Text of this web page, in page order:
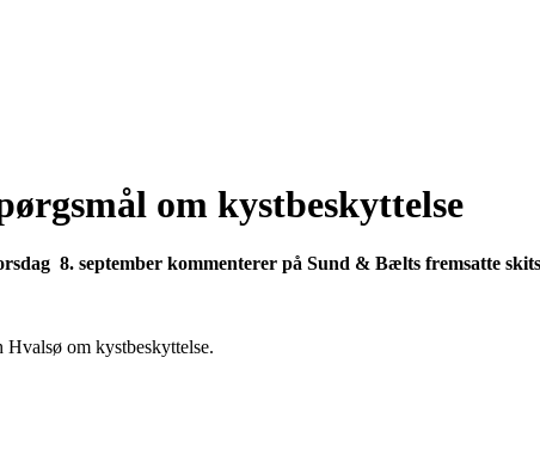
om kystbeskyttelse
8. september kommenterer på Sund & Bælts fremsatte
om kystbeskyttelse.